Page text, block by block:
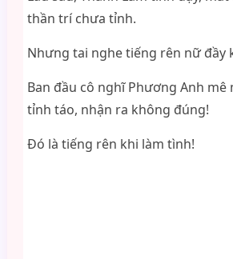
thần trí chưa tỉnh.
Nhưng tai nghe tiếng rên nữ đầy
Ban đầu cô nghĩ Phương Anh mê
tỉnh táo, nhận ra không đúng!
Đó là tiếng rên khi làm tình!